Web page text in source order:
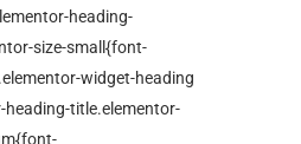
heading-
size-small{font-
widget-heading
heading-title.elementor-